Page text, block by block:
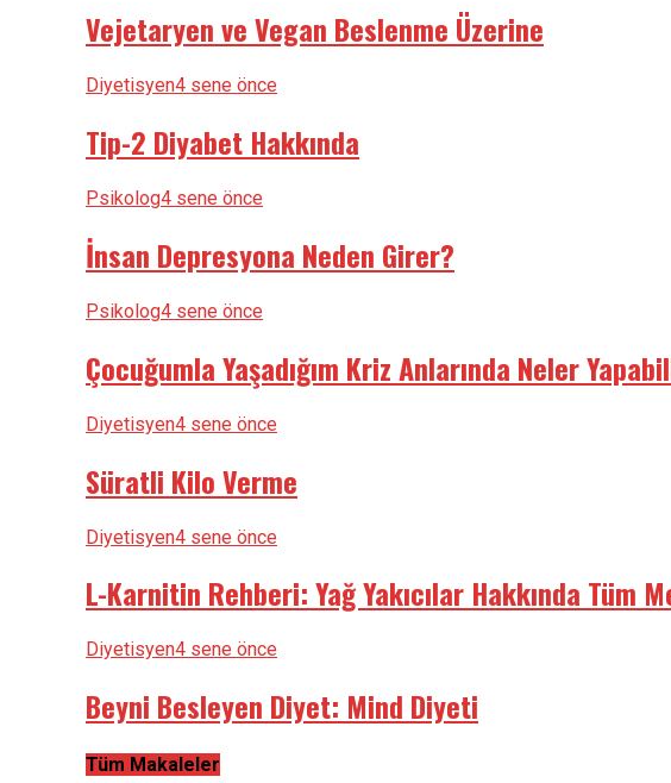
Vejetaryen ve Vegan Beslenme Üzerine
Diyetisyen4 sene önce
Tip-2 Diyabet Hakkında
Psikolog4 sene önce
İnsan Depresyona Neden Girer?
Psikolog4 sene önce
Çocuğumla Yaşadığım Kriz Anlarında Neler
Diyetisyen4 sene önce
Süratli Kilo Verme
Diyetisyen4 sene önce
L-Karnitin Rehberi: Yağ Yakıcılar Hakkında Tüm
Diyetisyen4 sene önce
Beyni Besleyen Diyet: Mind Diyeti
Tüm Makaleler